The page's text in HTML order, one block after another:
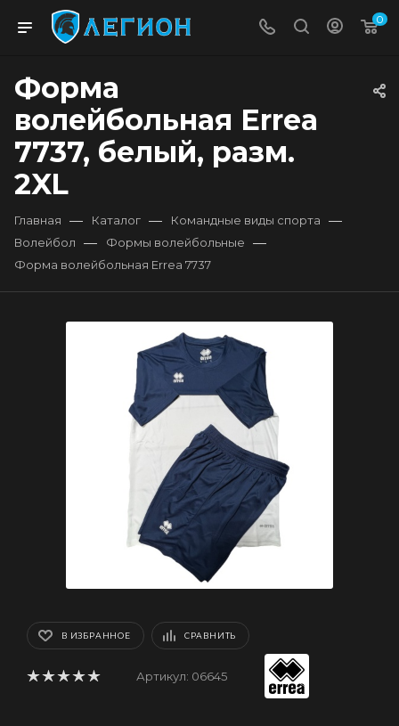
0
Форма
волейбольная Errea
7737, белый, разм.
2XL
Главная — Каталог — Командные виды спорта —
Волейбол — Формы волейбольные —
Форма волейбольная Errea 7737
В ИЗБРАННОЕ СРАВНИТЬ
Артикул: 06645